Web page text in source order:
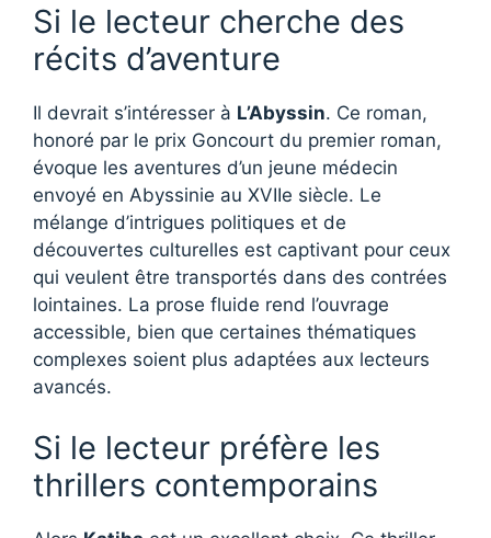
Si le lecteur cherche des
récits d’aventure
Il devrait s’intéresser à L’Abyssin. Ce roman,
honoré par le prix Goncourt du premier roman,
évoque les aventures d’un jeune médecin
envoyé en Abyssinie au XVIIe siècle. Le
mélange d’intrigues politiques et de
découvertes culturelles est captivant pour ceux
qui veulent être transportés dans des contrées
lointaines. La prose fluide rend l’ouvrage
accessible, bien que certaines thématiques
complexes soient plus adaptées aux lecteurs
avancés.
Si le lecteur préfère les
thrillers contemporains